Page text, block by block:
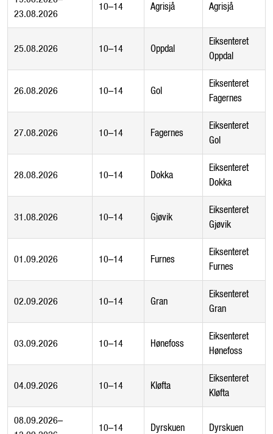
23.08.2026
10–14 Agrisjå Agrisjå
25.08.2026 10–14 Oppdal
Eiksenteret
Oppdal
26.08.2026 10–14 Gol
Eiksenteret
Fagernes
27.08.2026 10–14 Fagernes
Eiksenteret
Gol
28.08.2026 10–14 Dokka
Eiksenteret
Dokka
31.08.2026 10–14 Gjøvik
Eiksenteret
Gjøvik
01.09.2026 10–14 Furnes
Eiksenteret
Furnes
02.09.2026 10–14 Gran
Eiksenteret
Gran
03.09.2026 10–14 Hønefoss
Eiksenteret
Hønefoss
04.09.2026 10–14 Kløfta
Eiksenteret
Kløfta
08.09.2026–
10–14 Dyrskuen Dyrskuen